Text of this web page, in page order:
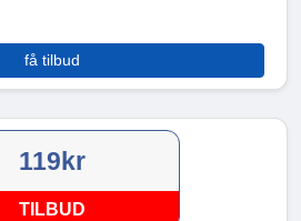
få tilbud
119kr
TILBUD